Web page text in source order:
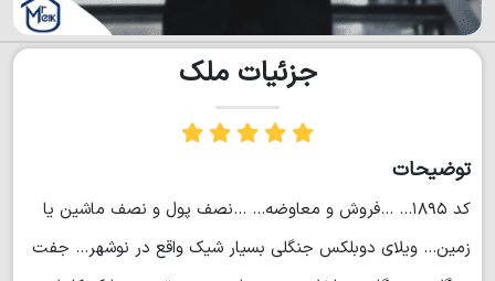
جزئیات ملک
توضیحات
کد ۱۸۹۵... ...فروش و معاوضه... ...نصف پول و نصف ماشین یا
زمین... ویلای دوبلکس جنگلی بسیار شیک واقع در نوشهر... جفت